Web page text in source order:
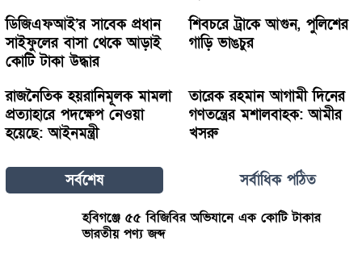
ডিজিএফআই’র সাবেক প্রধান
সাইফুলের বাসা থেকে আড়াই
কোটি টাকা উদ্ধার
শিবচরে ট্রাকে আগুন, পুলিশের
গাড়ি ভাঙচুর
রাজনৈতিক হয়রানিমূলক মামলা
প্রত্যাহারে পদক্ষেপ নেওয়া
হয়েছে: আইনমন্ত্রী
তারেক রহমান আগামী দিনের
গণতন্ত্রের মশালবাহক: আমীর
খসরু
সর্বশেষ সর্বাধিক পঠিত
হবিগঞ্জে ৫৫ বিজিবির অভিযানে এক কোটি টাকার
ভারতীয় পণ্য জব্দ